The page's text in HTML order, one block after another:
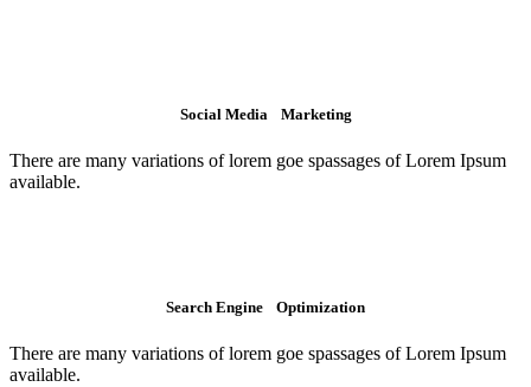
Social Media Marketing
There are many variations of lorem goe spassages of Lorem Ipsum
available.
Search Engine Optimization
There are many variations of lorem goe spassages of Lorem Ipsum
available.